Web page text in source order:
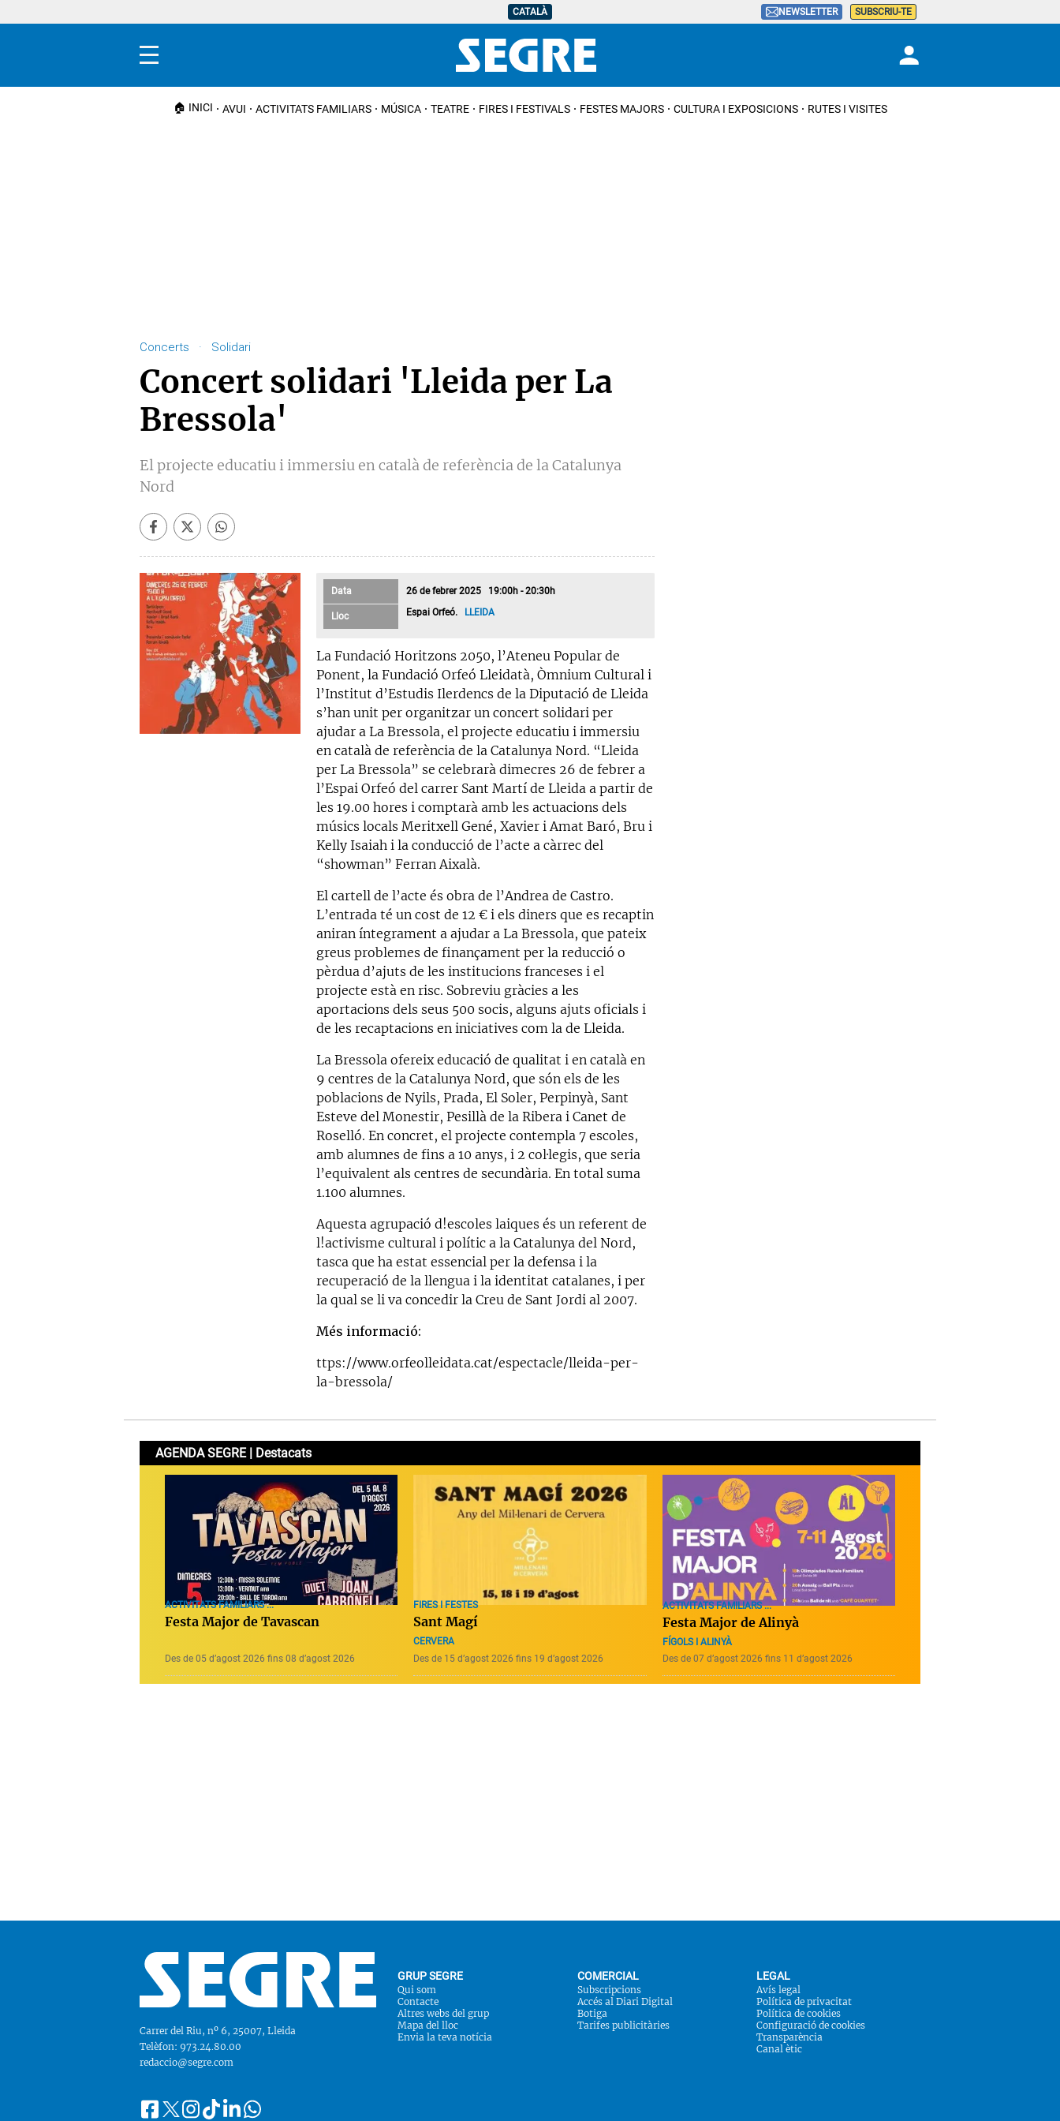
CATALÀ NEWSLETTER SUBSCRIU-TE
Menú
🏠 INICI AVUI ACTIVITATS FAMILIARS MÚSICA TEATRE FIRES I FESTIVALS FESTES MAJORS CULTURA I EXPOSICIONS RUTES I VISITES
Concerts · Solidari
Concert solidari 'Lleida per La
Bressola'
El projecte educatiu i immersiu en català de referència de la Catalunya
Nord
Data 26 de febrer 2025 19:00h - 20:30h
Lloc Espai Orfeó. LLEIDA
La Fundació Horitzons 2050, l’Ateneu Popular de
Ponent, la Fundació Orfeó Lleidatà, Òmnium Cultural i
l’Institut d’Estudis Ilerdencs de la Diputació de Lleida
s’han unit per organitzar un concert solidari per
ajudar a La Bressola, el projecte educatiu i immersiu
en català de referència de la Catalunya Nord. “Lleida
per La Bressola” se celebrarà dimecres 26 de febrer a
l’Espai Orfeó del carrer Sant Martí de Lleida a partir de
les 19.00 hores i comptarà amb les actuacions dels
músics locals Meritxell Gené, Xavier i Amat Baró, Bru i
Kelly Isaiah i la conducció de l’acte a càrrec del
“showman” Ferran Aixalà.
El cartell de l’acte és obra de l’Andrea de Castro.
L’entrada té un cost de 12 € i els diners que es recaptin
aniran íntegrament a ajudar a La Bressola, que pateix
greus problemes de finançament per la reducció o
pèrdua d’ajuts de les institucions franceses i el
projecte està en risc. Sobreviu gràcies a les
aportacions dels seus 500 socis, alguns ajuts oficials i
de les recaptacions en iniciatives com la de Lleida.
La Bressola ofereix educació de qualitat i en català en
9 centres de la Catalunya Nord, que són els de les
poblacions de Nyils, Prada, El Soler, Perpinyà, Sant
Esteve del Monestir, Pesillà de la Ribera i Canet de
Roselló. En concret, el projecte contempla 7 escoles,
amb alumnes de fins a 10 anys, i 2 col·legis, que seria
l’equivalent als centres de secundària. En total suma
1.100 alumnes.
Aquesta agrupació d!escoles laiques és un referent de
l!activisme cultural i polític a la Catalunya del Nord,
tasca que ha estat essencial per la defensa i la
recuperació de la llengua i la identitat catalanes, i per
la qual se li va concedir la Creu de Sant Jordi al 2007.
Més informació:
ttps://www.orfeolleidata.cat/espectacle/lleida-per-
la-bressola/
AGENDA SEGRE | Destacats
ACTIVITATS FAMILIARS ...
Festa Major de Tavascan
Des de 05 d’agost 2026 fins 08 d’agost 2026
FIRES I FESTES
Sant Magí
CERVERA
Des de 15 d’agost 2026 fins 19 d’agost 2026
ACTIVITATS FAMILIARS ...
Festa Major de Alinyà
FÍGOLS I ALINYÀ
Des de 07 d’agost 2026 fins 11 d’agost 2026
Carrer del Riu, nº 6, 25007, Lleida
Telèfon: 973.24.80.00
redaccio@segre.com
Segueix-
FacebookInstagram
TiktokLinkedin
Whatsapp
GRUP SEGRE
Qui som
Contacte
Altres webs del grup
Mapa del lloc
Envia la teva notícia
COMERCIAL
Subscripcions
Accés al Diari Digital
Botiga
Tarifes publicitàries
LEGAL
Avís legal
Política de privacitat
Política de cookies
Configuració de cookies
Transparència
Canal ètic